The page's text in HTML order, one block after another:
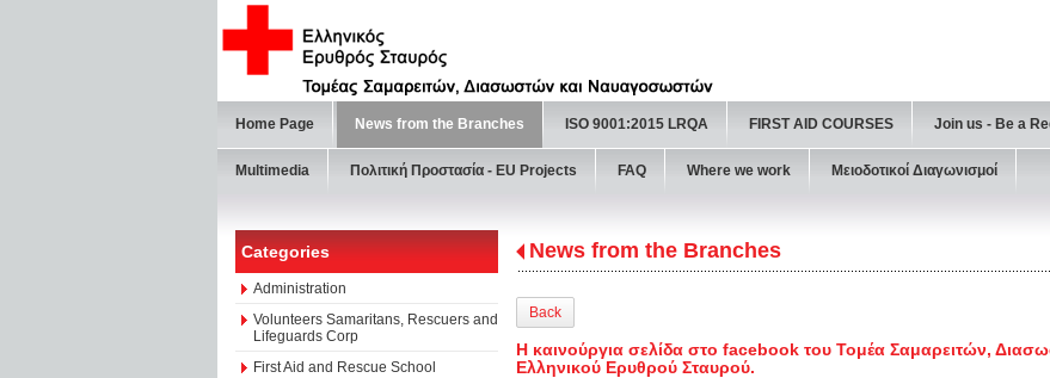
Home Page News from the Branches ISO 9001:2015 LRQA FIRST AID COURSES Join us - Be a
Multimedia Πολιτική Προστασία - ΕU Projects FAQ Where we work Μειοδοτικοί Διαγωνισμοί
Categories
Administration
Volunteers Samaritans, Rescuers and
Lifeguards Corp
First Aid and Rescue School
News from the Branches
Back
Η καινούργια σελίδα στο facebook του Τομέα Σαμαρειτών,
Ελληνικού Ερυθρού Σταυρού.